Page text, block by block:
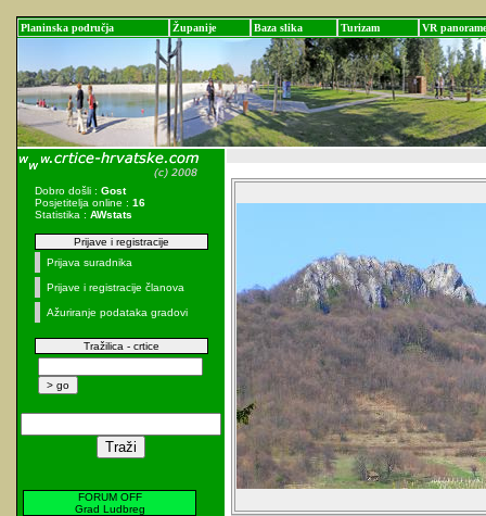
Planinska područja Županije Baza slika Turizam VR panorame
Dobro došli : Gost
Posjetitelja online : 16
Statistika : AWstats
Prijave i registracije
Prijava suradnika
Prijave i registracije članova
Ažuriranje podataka gradovi
Tražilica - crtice
FORUM OFF
Grad Ludbreg